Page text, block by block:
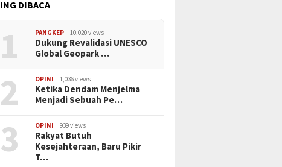
DIBACA
1 PANGKEP 10,020 views
Dukung Revalidasi UNESCO
Global Geopark …
2 OPINI 1,036 views
Ketika Dendam Menjelma
Menjadi Sebuah Pe…
3 OPINI 939 views
Rakyat Butuh
Kesejahteraan, Baru Pikir
T…